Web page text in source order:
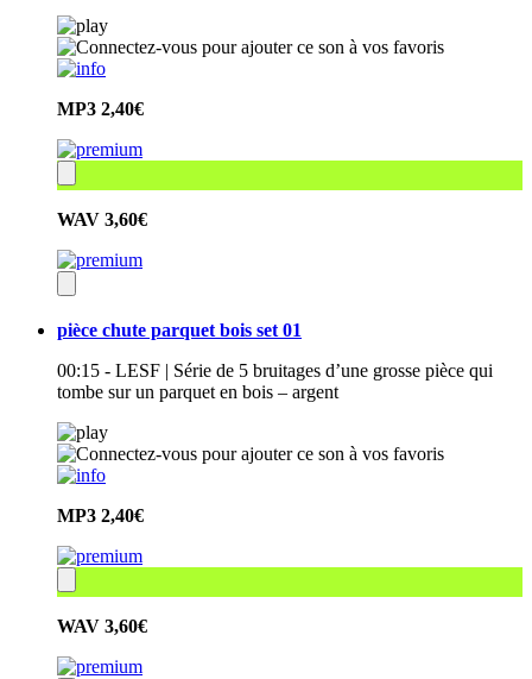
MP3 2,40€
WAV 3,60€
pièce chute parquet bois set 01
00:15 - LESF | Série de 5 bruitages d’une grosse pièce qui
tombe sur un parquet en bois – argent
MP3 2,40€
WAV 3,60€